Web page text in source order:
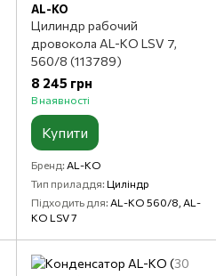
AL-KO
Цилиндр рабочий
дровокола AL-KO LSV 7,
560/8 (113789)
8 245 грн
В наявності
Купити
Бренд AL-KO
Тип приладдя Циліндр
Підходить для AL-KO 560/8, AL-
KO LSV 7